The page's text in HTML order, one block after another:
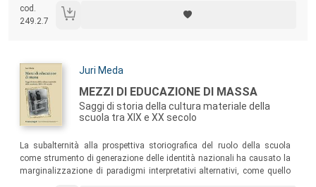
cod.
249.2.7
Autori:
Juri Meda
Titolo:
MEZZI DI EDUCAZIONE DI MASSA
Saggi di storia della cultura materiale della
scuola tra XIX e XX secolo
La subalternità alla prospettiva storiografica del ruolo della scuola
come strumento di generazione delle identità nazionali ha causato la
marginalizzazione di paradigmi interpretativi alternativi, come quello